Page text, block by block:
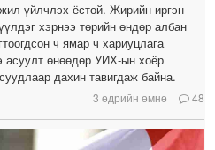
үйлчлэх ёстой. Жирийн иргэн
хэрнээ төрийн өндөр албан
ч ямар ч хариуцлага
асуулт өнөөдөр УИХ-ын хоёр
дахин тавигдаж байна.
3 өдрийн өмнө 48